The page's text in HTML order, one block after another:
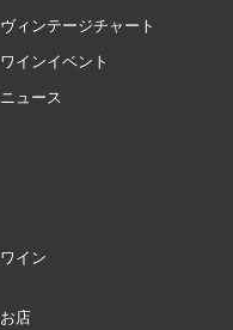
ヴィンテージチャート
ワインイベント
ニュース
ワイン
お店